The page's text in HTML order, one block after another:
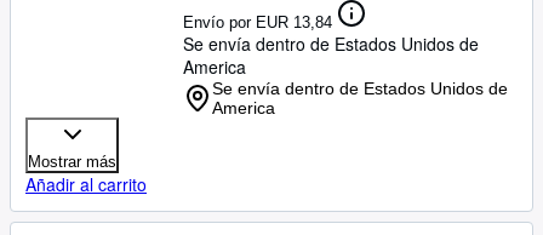
Envío por EUR 13,84
Se envía dentro de Estados Unidos de
America
Se envía dentro de Estados Unidos de
America
Mostrar más
Añadir al carrito